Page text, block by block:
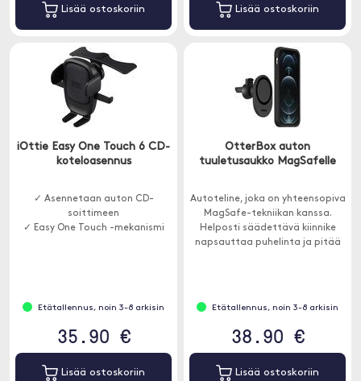
Lisää ostoskoriin Lisää ostoskoriin
iOttie Easy One Touch 6 CD-
koteloasennus
✓ Asennetaan auton CD-
soittimeen
✓ Easy One Touch -mekanismi
Etätallennus, noin 3-8 arkisin
35.90 €
Lisää ostoskoriin
OtterBox auton
tuuletusaukko MagSafelle
Autoteline, joka on yhteensopiva
MagSafe-tekniikan kanssa.
Helposti säädettävä kiinnike
napsauttaa puhelinta ja pitää
Etätallennus, noin 3-8 arkisin
38.90 €
Lisää ostoskoriin